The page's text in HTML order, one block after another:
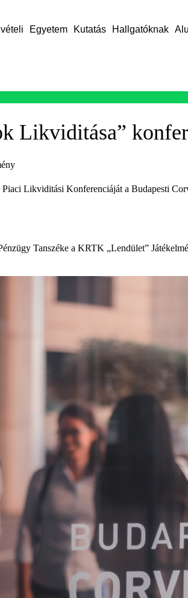
Egyetem Kutatás Hallgatóknak
Likviditása”
Likviditási Konferenciáját a Budapesti
Tanszéke a KRTK „Lendület”